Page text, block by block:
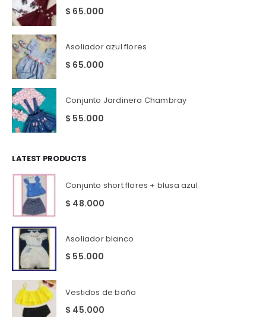
$ 65.000
Asoliador azul flores
$ 65.000
Conjunto Jardinera Chambray
$ 55.000
LATEST PRODUCTS
Conjunto short flores + blusa azul
$ 48.000
Asoliador blanco
$ 55.000
Vestidos de baño
$ 45.000